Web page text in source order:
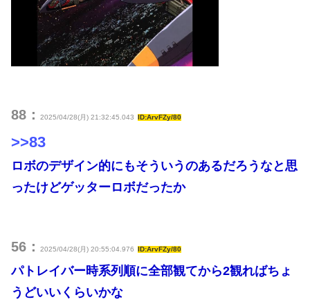
88： 2025/04/28(月) 21:32:45.043 ID:ArvFZy/80
>>83
ロボのデザイン的にもそういうのあるだろうなと思
ったけどゲッターロボだったか
56： 2025/04/28(月) 20:55:04.976 ID:ArvFZy/80
パトレイバー時系列順に全部観てから2観ればちょ
うどいいくらいかな